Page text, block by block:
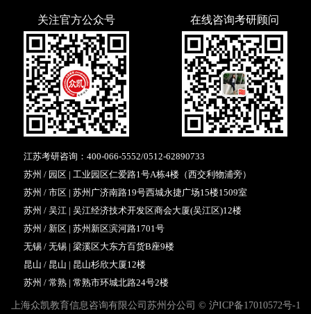
关注官方公众号 在线咨询考研顾问
江苏考研咨询： 400-066-5552/0512-62890733
苏州 / 园区 | 工业园区仁爱路1号A栋4楼（西交利物浦旁）
苏州 / 市区 | 苏州广济南路19号西城永捷广场15楼1509室
苏州 / 吴江 | 吴江经济技术开发区商会大厦(吴江区)12楼
苏州 / 新区 | 苏州新区滨河路1701号
无锡 / 无锡 | 梁溪区大东方百货B座9楼
昆山 / 昆山 | 昆山杉欣大厦12楼
苏州 / 常熟 | 常熟市环城北路24号2楼
上海众凯教育信息咨询有限公司苏州分公司 © 沪ICP备17010572号-1